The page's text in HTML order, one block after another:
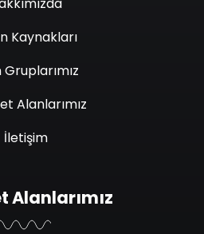
Kaynakları
Gruplarımız
Alanlarımız
İletişim
Alanlarımız